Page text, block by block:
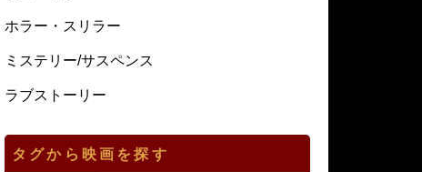
ホラー・スリラー
ミステリー/サスペンス
ラブストーリー
タグから映画を探す